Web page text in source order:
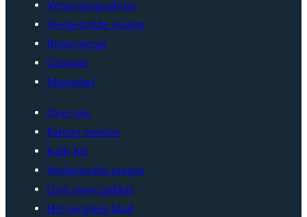
Verzorgingsadvies
Veelgestelde vragen
Retourneren
Garantie
Maattabel
Over ons
Partner worden
Kalli Kit
Veelgestelde vragen
Give away pakket
Het vergeten kind